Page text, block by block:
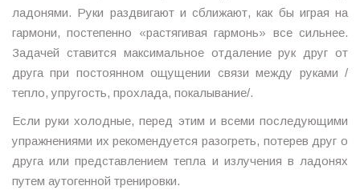
ладонями. Руки раздвигают и сближают, как бы играя на
гармони, постепенно «растягивая гармонь» все сильнее.
Задачей ставится максимальное отдаление рук друг от
друга при постоянном ощущении связи между руками /
тепло, упругость, прохлада, покалывание/.
Если руки холодные, перед этим и всеми последующими
упражнениями их рекомендуется разогреть, потерев друг о
друга или представлением тепла и излучения в ладонях
путем аутогенной тренировки.